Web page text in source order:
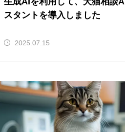
スタントを導入しました
2025.07.15